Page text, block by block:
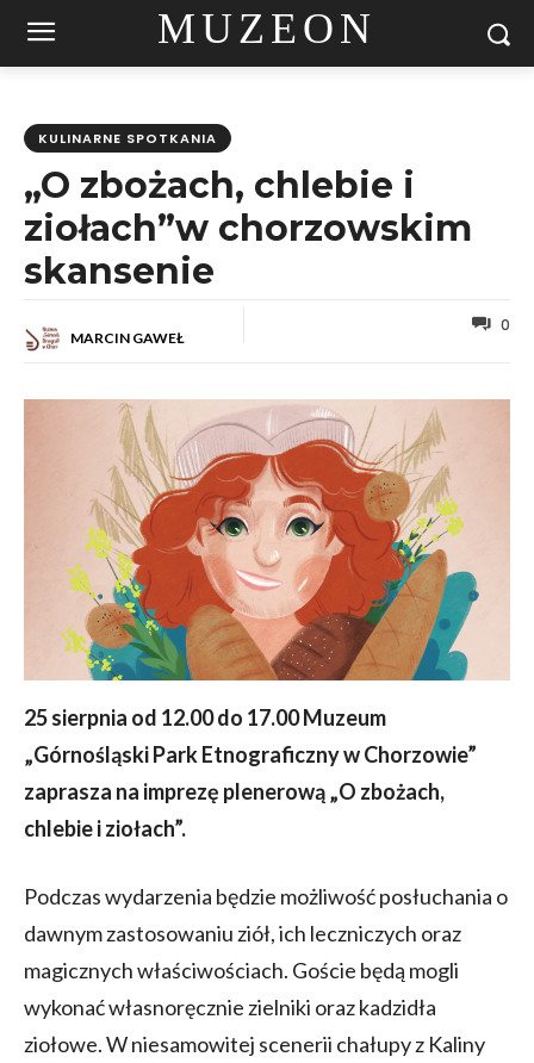
MUZEON
KULINARNE SPOTKANIA
„O zbożach, chlebie i
ziołach”w chorzowskim
skansenie
MARCIN GAWEŁ
0
25 sierpnia od 12.00 do 17.00 Muzeum
„Górnośląski Park Etnograficzny w Chorzowie”
zaprasza na imprezę plenerową „O zbożach,
chlebie i ziołach”.
Podczas wydarzenia będzie możliwość posłuchania o
dawnym zastosowaniu ziół, ich leczniczych oraz
magicznych właściwościach. Goście będą mogli
wykonać własnoręcznie zielniki oraz kadzidła
ziołowe. W niesamowitej scenerii chałupy z Kaliny